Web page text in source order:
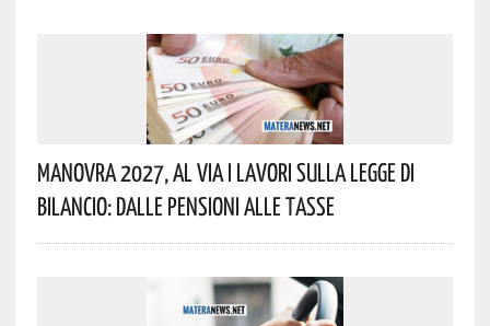
Manovra 2027, Al Via I Lavori Sulla Legge Di
Bilancio: Dalle Pensioni Alle Tasse